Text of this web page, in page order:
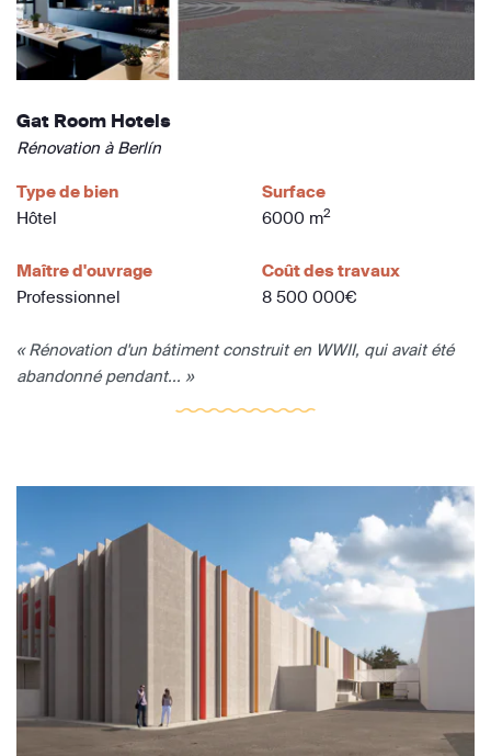
Gat Room Hotels
Rénovation à Berlín
Type de bien
Hôtel
Surface
6000 m2
Maître d'ouvrage
Professionnel
Coût des travaux
8 500 000€
« Rénovation d'un bátiment construit en WWII, qui avait été
abandonné pendant... »